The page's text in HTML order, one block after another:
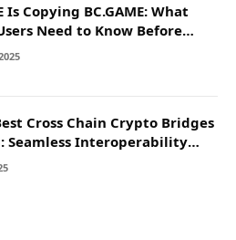
Is Copying BC.GAME: What
Need to Know Before
Cross Chain Crypto Bridges
Seamless Interoperability
Networks